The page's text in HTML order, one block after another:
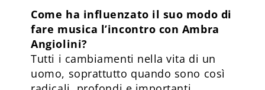
Come ha influenzato il suo modo di
fare musica l’incontro con Ambra
Angiolini?
Tutti i cambiamenti nella vita di un
uomo, soprattutto quando sono così